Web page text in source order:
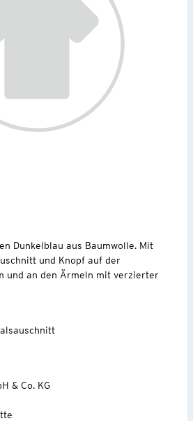
Dunkelblau aus Baumwolle. Mit
und Knopf auf der
und an den Ärmeln mit verzierter
& Co. KG